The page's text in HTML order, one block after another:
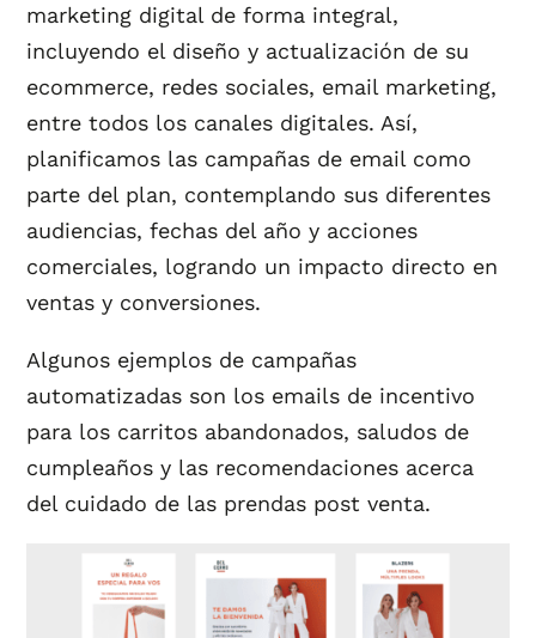
marketing digital de forma integral,
incluyendo el diseño y actualización de su
ecommerce, redes sociales, email marketing,
entre todos los canales digitales. Así,
planificamos las campañas de email como
parte del plan, contemplando sus diferentes
audiencias, fechas del año y acciones
comerciales, logrando un impacto directo en
ventas y conversiones.
Algunos ejemplos de campañas
automatizadas son los emails de incentivo
para los carritos abandonados, saludos de
cumpleaños y las recomendaciones acerca
del cuidado de las prendas post venta.